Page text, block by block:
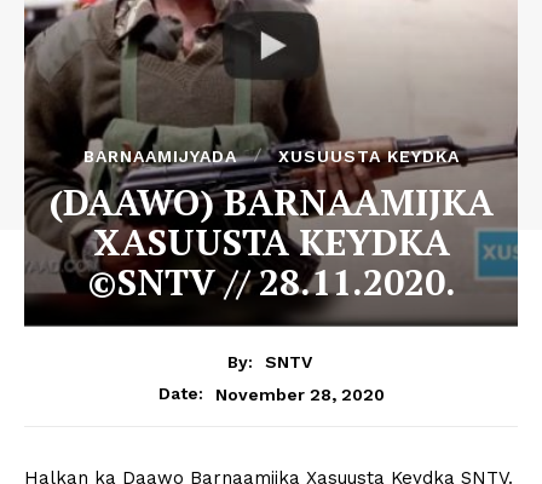
BARNAAMIJYADA XUSUUSTA KEYDKA
(DAAWO) BARNAAMIJKA
XASUUSTA KEYDKA
©SNTV // 28.11.2020.
By:
SNTV
Date:
November 28, 2020
Halkan ka Daawo Barnaamijka Xasuusta Keydka SNTV.